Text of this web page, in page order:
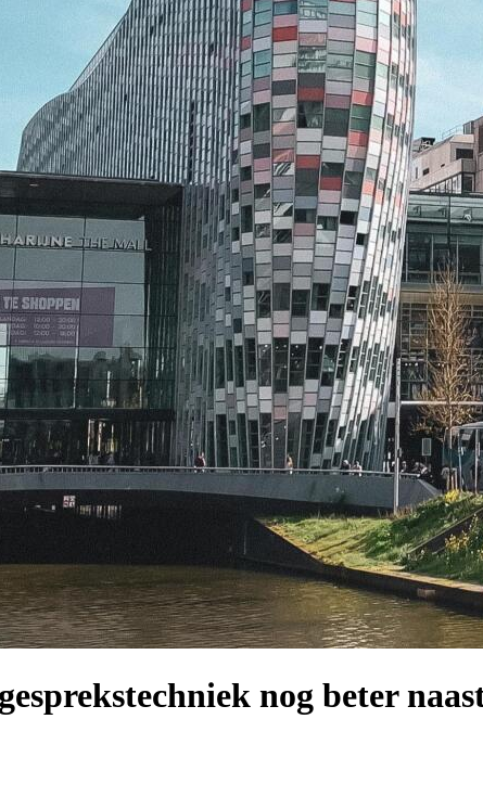
nog beter